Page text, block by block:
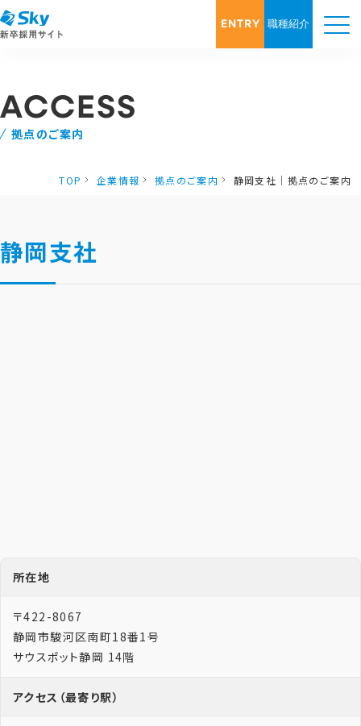
ENTRY 職種紹介
ACCESS
拠点のご案内
TOP 企業情報 拠点のご案内 静岡支社｜拠点のご案内
静岡支社
所在地
〒422-8067
静岡市駿河区南町18番1号
サウスポット静岡 14階
アクセス（最寄り駅）